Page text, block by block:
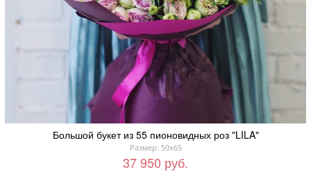
Большой букет из 55 пионовидных роз "LILA"
Размер: 50x65
37 950 руб.